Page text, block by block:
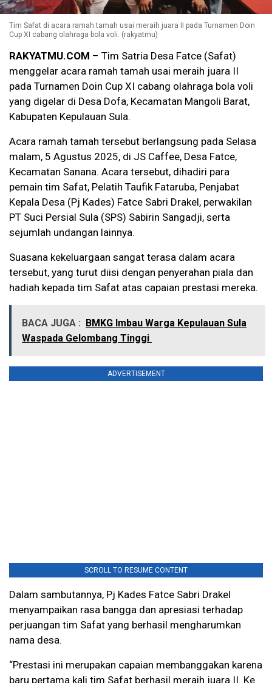
Tim Safat di acara ramah tamah usai meraih juara II pada Turnamen Doin
Cup XI cabang olahraga bola voli. (rakyatmu)
RAKYATMU.COM – Tim Satria Desa Fatce (Safat)
menggelar acara ramah tamah usai meraih juara II
pada Turnamen Doin Cup XI cabang olahraga bola voli
yang digelar di Desa Dofa, Kecamatan Mangoli Barat,
Kabupaten Kepulauan Sula.
Acara ramah tamah tersebut berlangsung pada Selasa
malam, 5 Agustus 2025, di JS Caffee, Desa Fatce,
Kecamatan Sanana. Acara tersebut, dihadiri para
pemain tim Safat, Pelatih Taufik Fataruba, Penjabat
Kepala Desa (Pj Kades) Fatce Sabri Drakel, perwakilan
PT Suci Persial Sula (SPS) Sabirin Sangadji, serta
sejumlah undangan lainnya.
Suasana kekeluargaan sangat terasa dalam acara
tersebut, yang turut diisi dengan penyerahan piala dan
hadiah kepada tim Safat atas capaian prestasi mereka.
BACA JUGA : BMKG Imbau Warga Kepulauan Sula
Waspada Gelombang Tinggi
ADVERTISEMENT
SCROLL TO RESUME CONTENT
Dalam sambutannya, Pj Kades Fatce Sabri Drakel
menyampaikan rasa bangga dan apresiasi terhadap
perjuangan tim Safat yang berhasil mengharumkan
nama desa.
“Prestasi ini merupakan capaian membanggakan karena
baru pertama kali tim Safat berhasil meraih juara II. Ke